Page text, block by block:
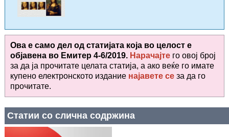
Ова е само дел од статијата која во целост е
објавена во Емитер 4-6/2019. Нарачајте го овој број
за да ја прочитате целата статија, а ако веќе го имате
купено електронското издание најавете се за да го
прочитате.
Статии со слична содржина